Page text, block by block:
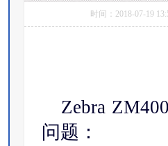
时间：2018-07-19
Zebra
问题：